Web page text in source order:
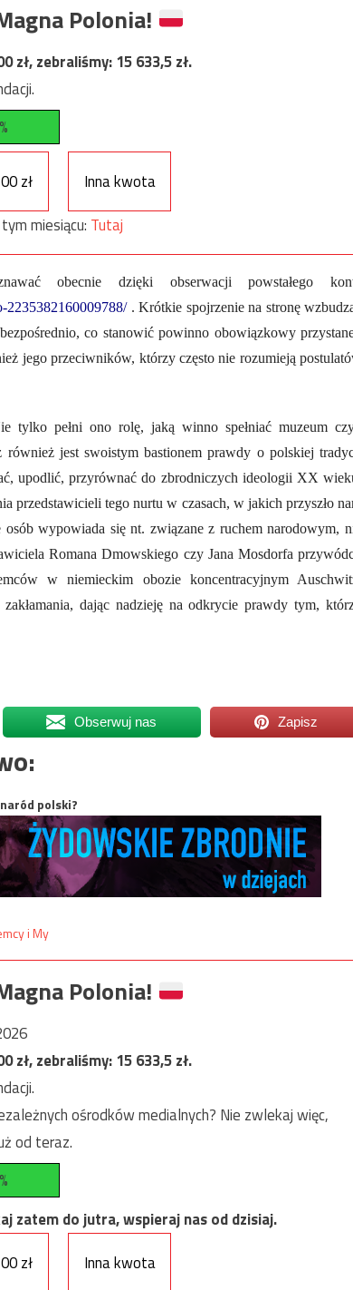
Polonia!
zł, zebraliśmy:15 633,5zł.
zł
Inna kwota
miesiącu: Tutaj
obecnie dzięki obserwacji powstałego
2235382160009788/. Krótkie spojrzenie na stronę
co stanowić powinno obowiązkowy
jego przeciwników, którzy często nie rozumieją
tylko pełni ono rolę, jaką winno spełniać muzeum
również jest swoistym bastionem prawdy o polskiej
upodlić, przyrównać do zbrodniczych ideologii XX
przedstawicieli tego nurtu w czasach, w jakich przyszło
wypowiada się nt. związane z ruchem narodowym,
Romana Dmowskiego czy Jana Mosdorfa
w niemieckim obozie koncentracyjnym
dając nadzieję na odkrycie prawdy tym,
Obserwuj nas Zapisz
polski?
Polonia!
zł, zebraliśmy:15 633,5zł.
ośrodków medialnych? Nie zwlekaj więc,
od teraz.
zatem do jutra, wspieraj nas od dzisiaj.
zł Inna kwota